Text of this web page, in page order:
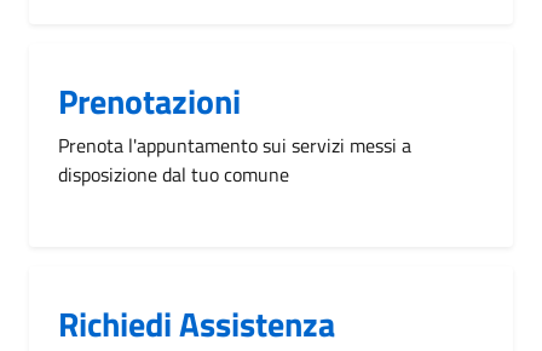
Prenotazioni
Prenota l'appuntamento sui servizi messi a
disposizione dal tuo comune
Richiedi Assistenza